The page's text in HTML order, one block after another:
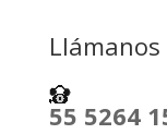
Llámanos
55 5264